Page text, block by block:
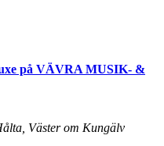
på VÄVRA MUSIK- &
Väster om Kungälv